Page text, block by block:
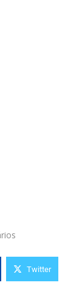
Twitter